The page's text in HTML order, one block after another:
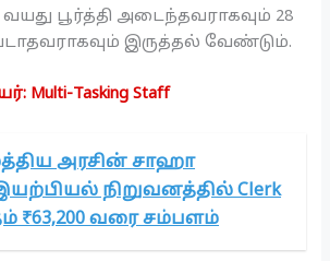
வயது பூர்த்தி அடைந்தவராகவும் 28
இருத்தல் வேண்டும்.
Multi-Tasking Staff
அரசின் சாஹா
நிறுவனத்தில் Clerk
₹63,200 வரை சம்பளம்